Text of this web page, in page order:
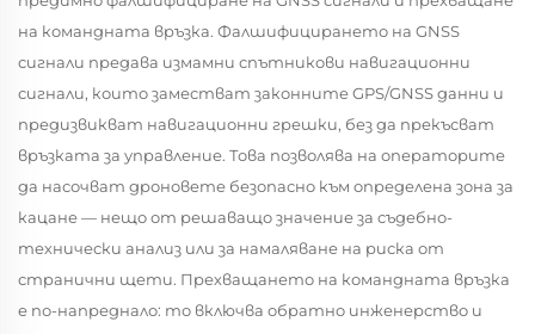
на командната връзка. Фалшифицирането на GNSS
сигнали предава измамни спътникови навигационни
сигнали, които заместват законните GPS/GNSS данни и
предизвикват навигационни грешки, без да прекъсват
връзката за управление. Това позволява на операторите
да насочват дроновете безопасно към определена зона за
кацане — нещо от решаващо значение за съдебно-
технически анализ или за намаляване на риска от
странични щети. Прехващането на командната връзка
е по-напреднало: то включва обратно инженерство и